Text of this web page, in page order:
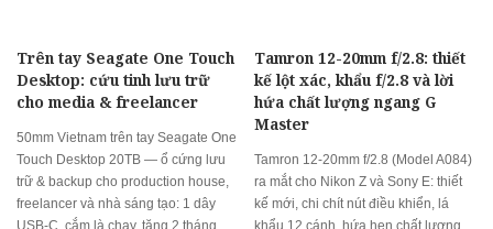
Trên tay Seagate One Touch
Desktop: cứu tinh lưu trữ
cho media & freelancer
50mm Vietnam trên tay Seagate One
Touch Desktop 20TB — ổ cứng lưu
trữ & backup cho production house,
freelancer và nhà sáng tạo: 1 dây
USB-C, cắm là chạy, tặng 2 tháng
Tamron 12-20mm f/2.8: thiết
kế lột xác, khẩu f/2.8 và lời
hứa chất lượng ngang G
Master
Tamron 12-20mm f/2.8 (Model A084)
ra mắt cho Nikon Z và Sony E: thiết
kế mới, chi chít nút điều khiển, lá
khẩu 12 cánh, hứa hẹn chất lượng